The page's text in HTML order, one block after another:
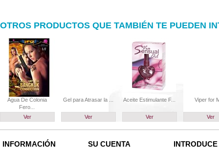
OTROS PRODUCTOS QUE TAMBIÉN TE PUEDEN
Agua De Colonia
Fero...
Ver
Gel para Atrasar la ...
Ver
Aceite Estimulante F...
Ver
Viper for
Ver
INFORMACIÓN SU CUENTA